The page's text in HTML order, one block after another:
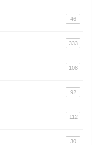
46
333
108
92
112
30